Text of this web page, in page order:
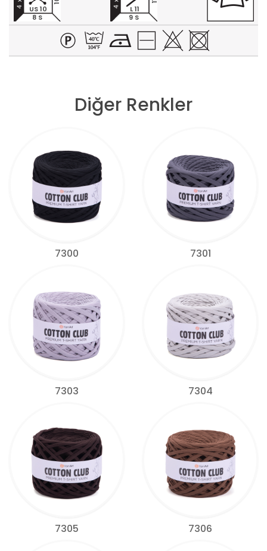
8 S
US 10
9 S
L 11
Diğer Renkler
7300 7301
7303 7304
7305 7306